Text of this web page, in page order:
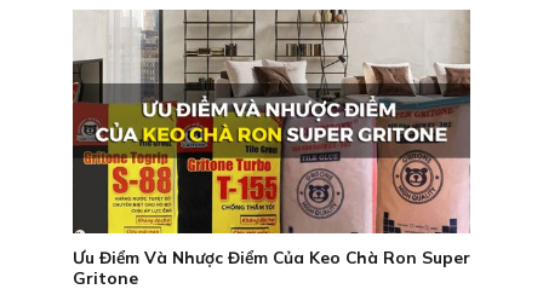
Ưu Điểm Và Nhược Điểm Của Keo Chà Ron Super
Gritone